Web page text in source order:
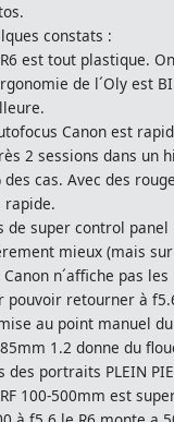
constats :
est tout plastique.
de l´Oly est
Canon est
2 sessions dans un
des cas. Avec des
rapide.
de super control
mieux (mais
Canon n´affiche pas
pouvoir retourner à
au point manuel
1.2 donne du
des portraits PLEIN
100-500mm est